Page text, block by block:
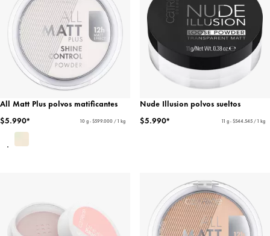
All Matt Plus polvos matificantes
$5.990*
10 g - $599.000 / 1 kg
Nude Illusion polvos sueltos
$5.990*
11 g - $544.545 / 1 kg